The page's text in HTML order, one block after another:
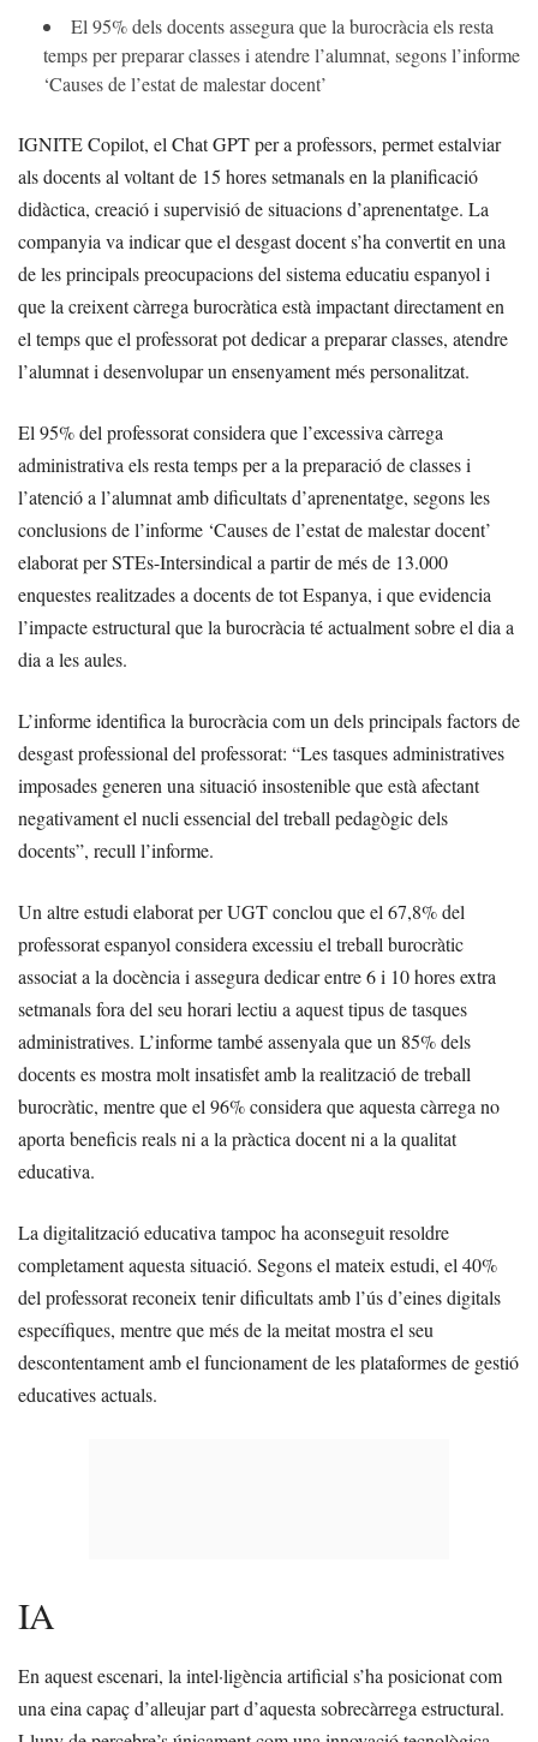
El 95% dels docents assegura que la burocràcia els resta
temps per preparar classes i atendre l’alumnat, segons l’informe
‘Causes de l’estat de malestar docent’
IGNITE Copilot, el Chat GPT per a professors, permet estalviar
als docents al voltant de 15 hores setmanals en la planificació
didàctica, creació i supervisió de situacions d’aprenentatge. La
companyia va indicar que el desgast docent s’ha convertit en una
de les principals preocupacions del sistema educatiu espanyol i
que la creixent càrrega burocràtica està impactant directament en
el temps que el professorat pot dedicar a preparar classes, atendre
l’alumnat i desenvolupar un ensenyament més personalitzat.
El 95% del professorat considera que l’excessiva càrrega
administrativa els resta temps per a la preparació de classes i
l’atenció a l’alumnat amb dificultats d’aprenentatge, segons les
conclusions de l’informe ‘Causes de l’estat de malestar docent’
elaborat per STEs-Intersindical a partir de més de 13.000
enquestes realitzades a docents de tot Espanya, i que evidencia
l’impacte estructural que la burocràcia té actualment sobre el dia a
dia a les aules.
L’informe identifica la burocràcia com un dels principals factors de
desgast professional del professorat: “Les tasques administratives
imposades generen una situació insostenible que està afectant
negativament el nucli essencial del treball pedagògic dels
docents”, recull l’informe.
Un altre estudi elaborat per UGT conclou que el 67,8% del
professorat espanyol considera excessiu el treball burocràtic
associat a la docència i assegura dedicar entre 6 i 10 hores extra
setmanals fora del seu horari lectiu a aquest tipus de tasques
administratives. L’informe també assenyala que un 85% dels
docents es mostra molt insatisfet amb la realització de treball
burocràtic, mentre que el 96% considera que aquesta càrrega no
aporta beneficis reals ni a la pràctica docent ni a la qualitat
educativa.
La digitalització educativa tampoc ha aconseguit resoldre
completament aquesta situació. Segons el mateix estudi, el 40%
del professorat reconeix tenir dificultats amb l’ús d’eines digitals
específiques, mentre que més de la meitat mostra el seu
descontentament amb el funcionament de les plataformes de gestió
educatives actuals.
IA
En aquest escenari, la intel·ligència artificial s’ha posicionat com
una eina capaç d’alleujar part d’aquesta sobrecàrrega estructural.